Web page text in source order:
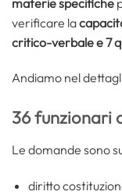
verificare la
critico-verbale e 7
Andiamo nel
36 funzionari
Le domande sono
diritto